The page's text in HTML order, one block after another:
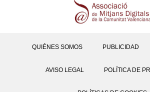
QUIÉNES SOMOS PUBLICIDAD
AVISO LEGAL POLÍTICA DE